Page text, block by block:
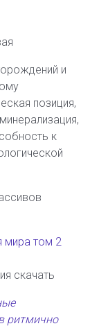
и
позиция,
к
мира том 2
скачать
ритмично